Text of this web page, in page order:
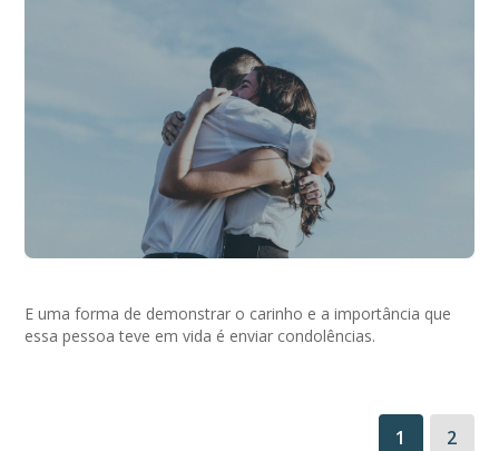
E uma forma de demonstrar o carinho e a importância que
essa pessoa teve em vida é enviar condolências.
1 2